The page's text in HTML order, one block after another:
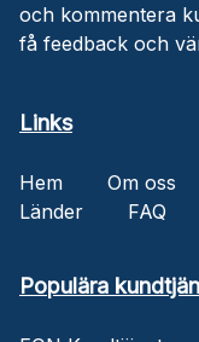
och kommentera
få feedback och
Links
Hem Om oss
Länder
FAQ
Populära